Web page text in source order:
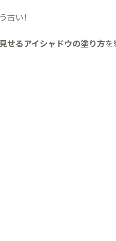
古い!
せるアイシャドウの塗り方を